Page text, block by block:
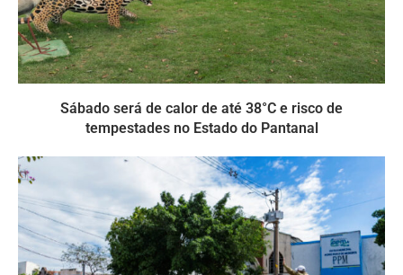
Sábado será de calor de até 38°C e risco de
tempestades no Estado do Pantanal